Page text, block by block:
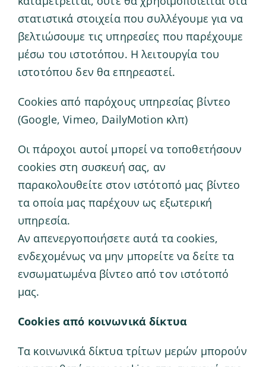
στατιστικά στοιχεία που συλλέγουμε για να
βελτιώσουμε τις υπηρεσίες που παρέχουμε
μέσω του ιστοτόπου. Η λειτουργία του
ιστοτόπου δεν θα επηρεαστεί.
Cookies από παρόχους υπηρεσίας βίντεο
(Google, Vimeo, DailyMotion κλπ)
Οι πάροχοι αυτοί μπορεί να τοποθετήσουν
cookies στη συσκευή σας, αν
παρακολουθείτε στον ιστότοπό μας βίντεο
τα οποία μας παρέχουν ως εξωτερική
υπηρεσία.
Αν απενεργοποιήσετε αυτά τα cookies,
ενδεχομένως να μην μπορείτε να δείτε τα
ενσωματωμένα βίντεο από τον ιστότοπό
μας.
Cookies από κοινωνικά δίκτυα
Τα κοινωνικά δίκτυα τρίτων μερών μπορούν